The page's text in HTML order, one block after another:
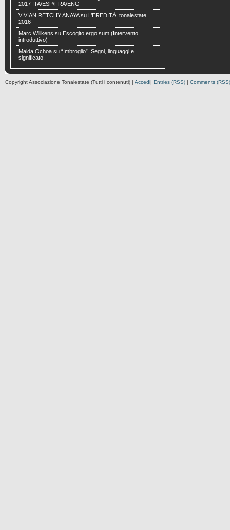
2017 ITA/ESP/FRA/ENG
VIVIAN RETCHY ANAYAsu L’EREDITÀ, tonalestate
2016
Marc Wilikens su Escogito ergo sum (Intervento
introduttivo)
Maida Ochoa su “Imbroglio”. Segni, linguaggi e
significato.
Copyright Associazione Tonalestate (Tutti i contenuti) | Accedi| Entries (RSS) | Comments (RSS)